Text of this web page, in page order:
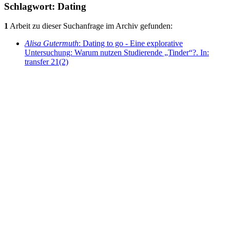
Schlagwort: Dating
1Arbeit zu dieser Suchanfrage im Archiv gefunden:
Alisa Gutermuth: Dating to go - Eine explorative
Untersuchung: Warum nutzen Studierende „Tinder“?. In:
transfer 21(2)